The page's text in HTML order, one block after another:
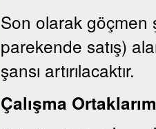
Son olarak göçmen
parekende satış)
şansı artırılacaktır.
Çalışma